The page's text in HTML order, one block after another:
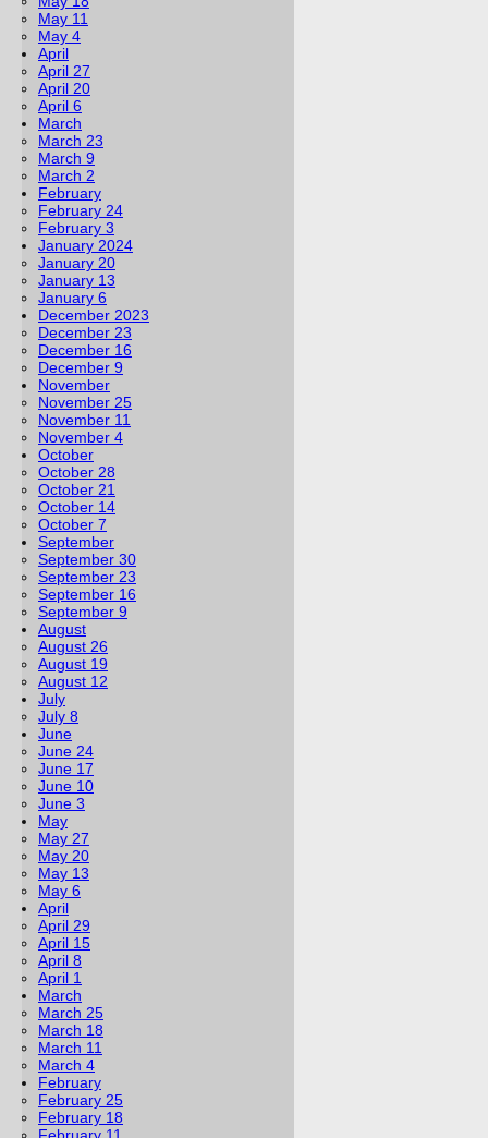
May 11
May 4
April
April 27
April 20
April 6
March
March 23
March 9
March 2
February
February 24
February 3
January 2024
January 20
January 13
January 6
December 2023
December 23
December 16
December 9
November
November 25
November 11
November 4
October
October 28
October 21
October 14
October 7
September
September 30
September 23
September 16
September 9
August
August 26
August 19
August 12
July
July 8
June
June 24
June 17
June 10
June 3
May
May 27
May 20
May 13
May 6
April
April 29
April 15
April 8
April 1
March
March 25
March 18
March 11
March 4
February
February 25
February 18